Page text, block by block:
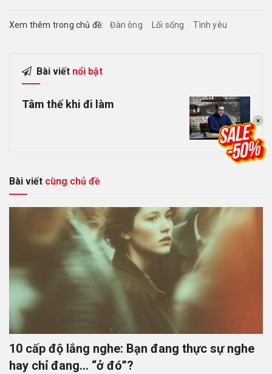
Xem thêm trong chủ đề: Đàn ông Lối sống Tình yêu
Bài viết nổi bật
Tâm thế khi đi làm
Bài viết cùng chủ đề
10 cấp độ lắng nghe: Bạn đang thực sự nghe
hay chỉ đang… “ở đó”?
×